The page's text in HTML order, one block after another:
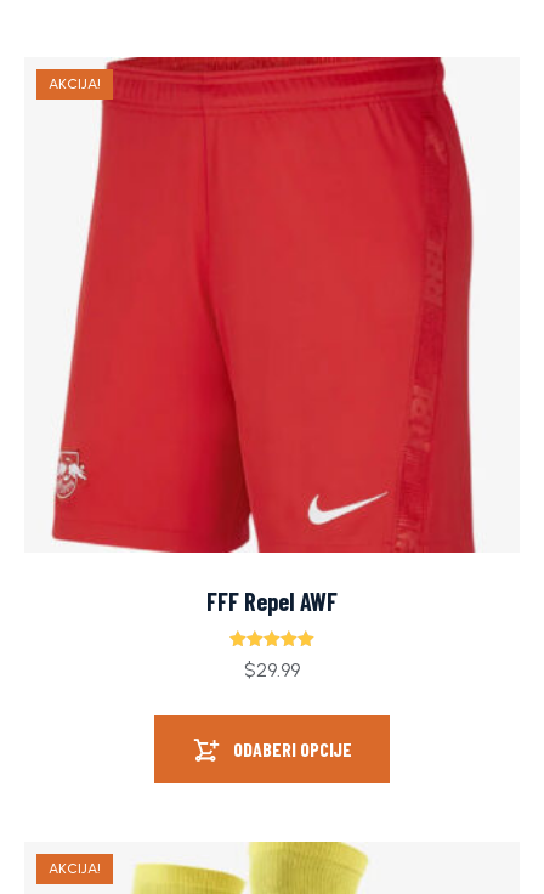
AKCIJA!
FFF Repel AWF
Ocjenjeno
5.00
$29.99
ODABERI OPCIJE
AKCIJA!